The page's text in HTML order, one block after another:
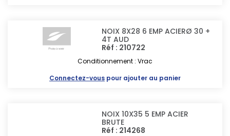
NOIX 8X28 6 EMP ACIERØ 30 +
4T AUD
Réf : 210722
Conditionnement : Vrac
Connectez-vous pour ajouter au panier
NOIX 10X35 5 EMP ACIER
BRUTE
Réf : 214268